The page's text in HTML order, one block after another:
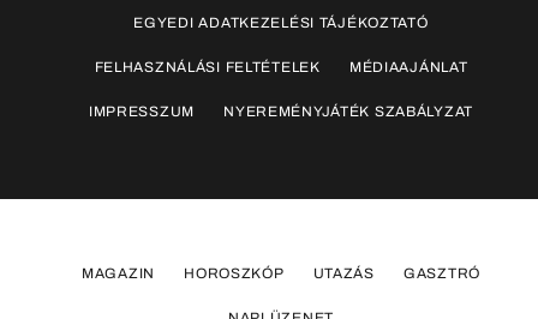
EGYEDI ADATKEZELÉSI TÁJÉKOZTATÓ
FELHASZNÁLÁSI FELTÉTELEK MÉDIAAJÁNLAT
IMPRESSZUM NYEREMÉNYJÁTÉK SZABÁLYZAT
MAGAZIN HOROSZKÓP UTAZÁS GASZTRÓ